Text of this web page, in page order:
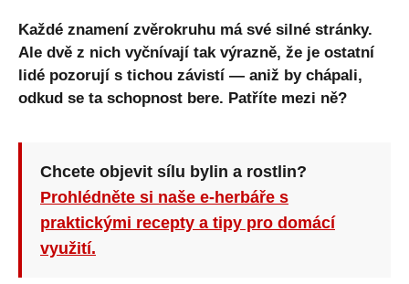
Každé znamení zvěrokruhu má své silné stránky.
Ale dvě z nich vyčnívají tak výrazně, že je ostatní
lidé pozorují s tichou závistí — aniž by chápali,
odkud se ta schopnost bere. Patříte mezi ně?
Chcete objevit sílu bylin a rostlin?
Prohlédněte si naše e-herbáře s
praktickými recepty a tipy pro domácí
využití.